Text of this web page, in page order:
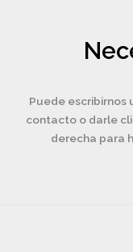
Puede escribirnos
contacto o darle
derecha para